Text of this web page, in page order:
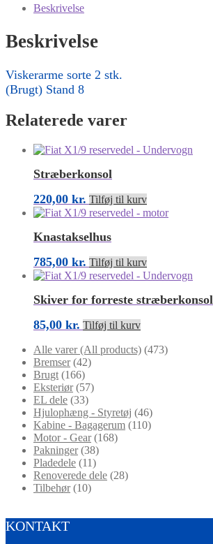
antal
Beskrivelse
Beskrivelse
Viskerarme sorte 2 stk.
(Brugt) Stand 8
Relaterede varer
Stræberkonsol
220,00 kr. Tilføj til kurv
Knastakselhus
785,00 kr. Tilføj til kurv
Skiver for forreste stræberkonsol
85,00 kr. Tilføj til kurv
Alle varer (All products) (473)
Bremser (42)
Brugt (166)
Eksteriør (57)
EL dele (33)
Hjulophæng - Styretøj (46)
Kabine - Bagagerum (110)
Motor - Gear (168)
Pakninger (38)
Pladedele (11)
Renoverede dele (28)
Tilbehør (10)
KONTAKT